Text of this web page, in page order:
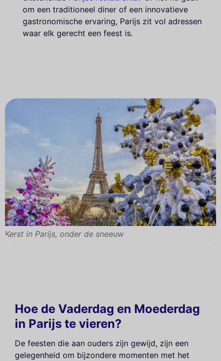
om een traditioneel diner of een innovatieve
gastronomische ervaring, Parijs zit vol adressen
waar elk gerecht een feest is.
Kerst in Parijs, onder de sneeuw
Hoe de Vaderdag en Moederdag
in Parijs te vieren?
De feesten die aan ouders zijn gewijd, zijn een
gelegenheid om bijzondere momenten met het